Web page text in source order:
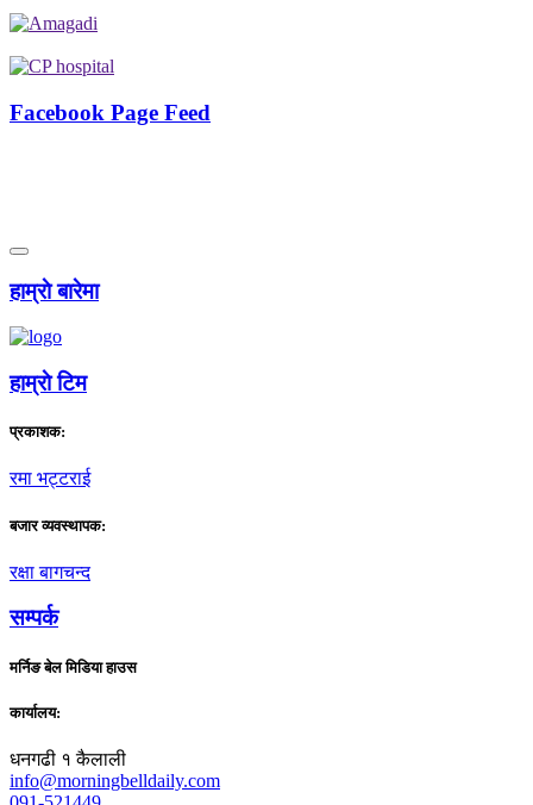
Facebook Page Feed
हाम्राे बारेमा
हाम्राे टिम
प्रकाशक:
रमा भट्टराई
बजार व्यवस्थापक:
रक्षा बागचन्द
सम्पर्क
मर्निङ बेल मिडिया हाउस
कार्यालय:
धनगढी १ कैलाली
info@morningbelldaily.com